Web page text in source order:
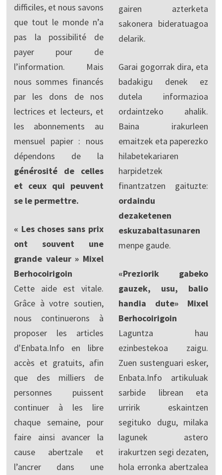
difficiles, et nous savons
que tout le monde n’a
pas la possibilité de
payer pour de
l’information. Mais
nous sommes financés
par les dons de nos
lectrices et lecteurs, et
les abonnements au
mensuel papier : nous
dépendons de la
générosité de celles
et ceux qui peuvent
se le permettre.
« Les choses sans prix
ont souvent une
grande valeur » Mixel
Berhocoirigoin
Cette aide est vitale.
Grâce à votre soutien,
nous continuerons à
proposer les articles
d'Enbata.Info en libre
accès et gratuits, afin
que des milliers de
personnes puissent
continuer à les lire
chaque semaine, pour
faire ainsi avancer la
cause abertzale et
l’ancrer dans une
gairen azterketa
sakonera bideratuagoa
delarik.
Garai gogorrak dira, eta
badakigu denek ez
dutela informazioa
ordaintzeko ahalik.
Baina irakurleen
emaitzek eta paperezko
hilabetekariaren
harpidetzek
finantzatzen gaituzte:
ordaindu
dezaketenen
eskuzabaltasunaren
menpe gaude.
«Preziorik gabeko
gauzek, usu, balio
handia dute» Mixel
Berhocoirigoin
Laguntza hau
ezinbestekoa zaigu.
Zuen sustenguari esker,
Enbata.Info artikuluak
sarbide librean eta
urririk eskaintzen
segituko dugu, milaka
lagunek astero
irakurtzen segi dezaten,
hola erronka abertzalea